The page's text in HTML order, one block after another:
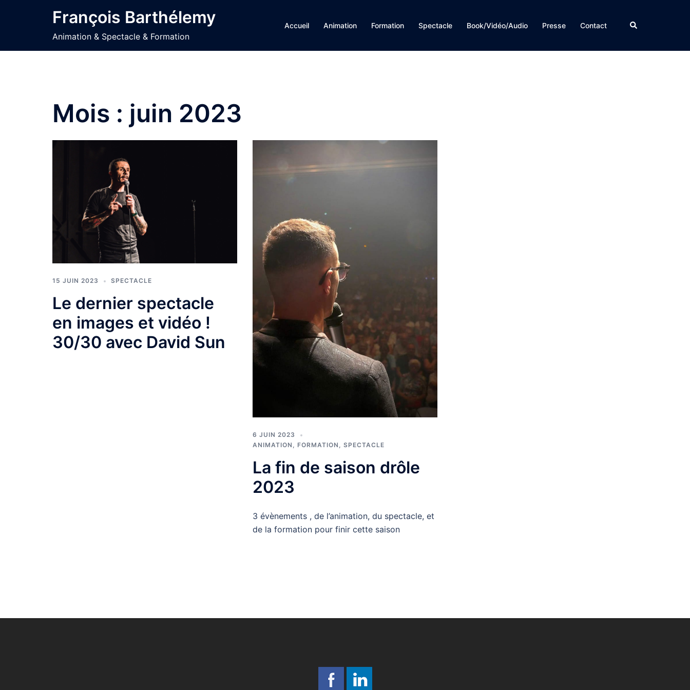
François Barthélemy
Animation & Spectacle & Formation
Accueil Animation Formation Spectacle Book/Vidéo/Audio Presse Contact Rechercher
Mois : juin 2023
15 JUIN 2023 SPECTACLE
Le dernier spectacle
en images et vidéo !
30/30 avec David Sun
6 JUIN 2023
ANIMATION , FORMATION , SPECTACLE
La fin de saison drôle
2023
3 évènements , de l’animation, du spectacle, et
de la formation pour finir cette saison